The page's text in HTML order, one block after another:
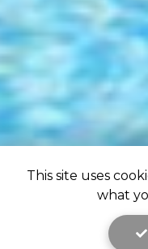
This site uses
what